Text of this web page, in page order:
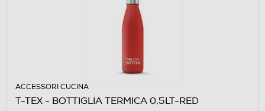
ACCESSORI CUCINA
T-TEX - BOTTIGLIA TERMICA 0,5LT-RED